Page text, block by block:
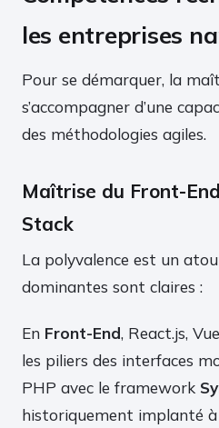
les entreprises
Pour se démarquer, la
s’accompagner d’une
des méthodologies agiles.
Maîtrise du Front-
Stack
La polyvalence est un
dominantes sont claires :
En Front-End, React.js,
les piliers des interfaces
PHP avec le framework
historiquement implanté